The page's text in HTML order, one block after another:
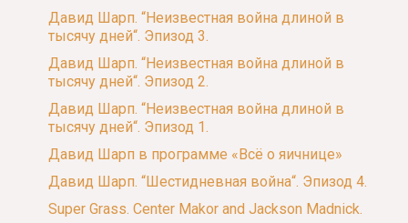
Давид Шарп. “Неизвестная война длиной в
тысячу дней“. Эпизод 3.
Давид Шарп. “Неизвестная война длиной в
тысячу дней“. Эпизод 2.
Давид Шарп. “Неизвестная война длиной в
тысячу дней“. Эпизод 1.
Давид Шарп в программе «Всё о яичнице»
Давид Шарп. “Шестидневная война“. Эпизод 4.
Super Grass. Center Makor and Jackson Madnick.